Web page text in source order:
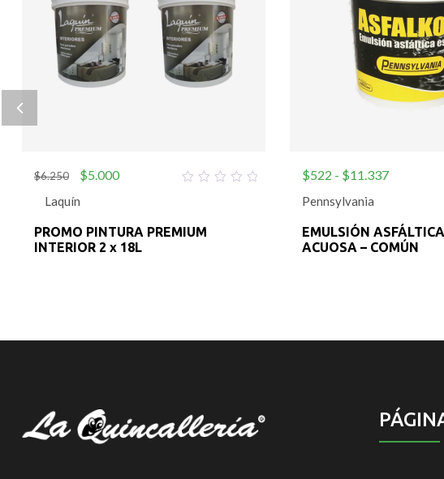
5
$6.250 $5.000
Laquín
PROMO PINTURA PREMIUM
INTERIOR 2 x 18L
$522 - $11.337
Pennsylvania
EMULSIÓN
ACUOSA – COMÚN